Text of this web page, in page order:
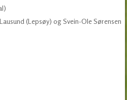
(Lepsøy) og Svein-Ole Sørensen